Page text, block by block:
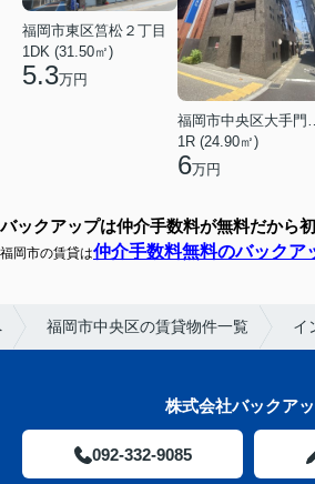
福岡市東区筥松２丁目
1DK (31.50㎡)
5.3万円
福岡市中
1R (24.90㎡)
6万円
バックアップは仲介手数料が無料だから
福岡市の賃貸は仲介手数料無料のバックア
福岡市中央区の賃貸物件一覧 イ
株式会社バックア
092-332-9085